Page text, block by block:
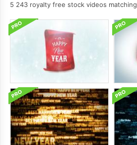
5 243 royalty free stock videos matching